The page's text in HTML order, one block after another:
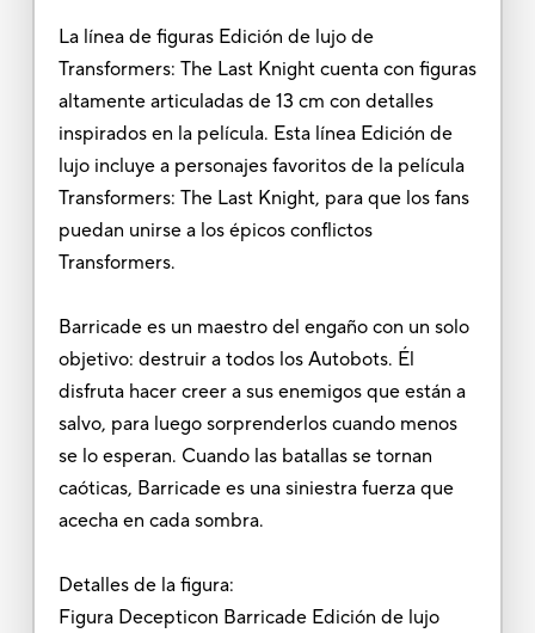
La línea de figuras Edición de lujo de
Transformers: The Last Knight cuenta con figuras
altamente articuladas de 13 cm con detalles
inspirados en la película. Esta línea Edición de
lujo incluye a personajes favoritos de la película
Transformers: The Last Knight, para que los fans
puedan unirse a los épicos conflictos
Transformers.
Barricade es un maestro del engaño con un solo
objetivo: destruir a todos los Autobots. Él
disfruta hacer creer a sus enemigos que están a
salvo, para luego sorprenderlos cuando menos
se lo esperan. Cuando las batallas se tornan
caóticas, Barricade es una siniestra fuerza que
acecha en cada sombra.
Detalles de la figura:
Figura Decepticon Barricade Edición de lujo